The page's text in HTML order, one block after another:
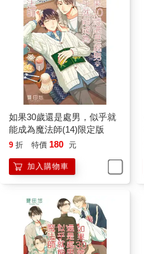
如果30歲還是處男，似乎就
能成為魔法師(14)限定版
9 折 特價 180 元
加入購物車